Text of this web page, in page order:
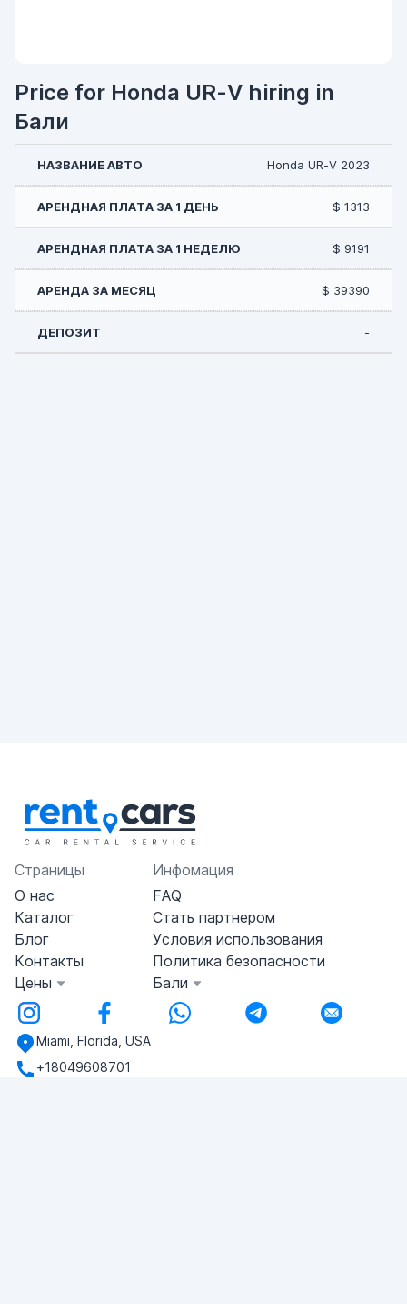
Price for Honda UR-V hiring in
Бали
Honda UR-V 2023
$ 1313
$ 9191
$ 39390
-
Страницы
О нас
Каталог
Блог
Контакты
Цены
Инфомация
FAQ
Стать партнером
Условия использования
Политика безопасности
Бали
Miami, Florida, USA
+18049608701